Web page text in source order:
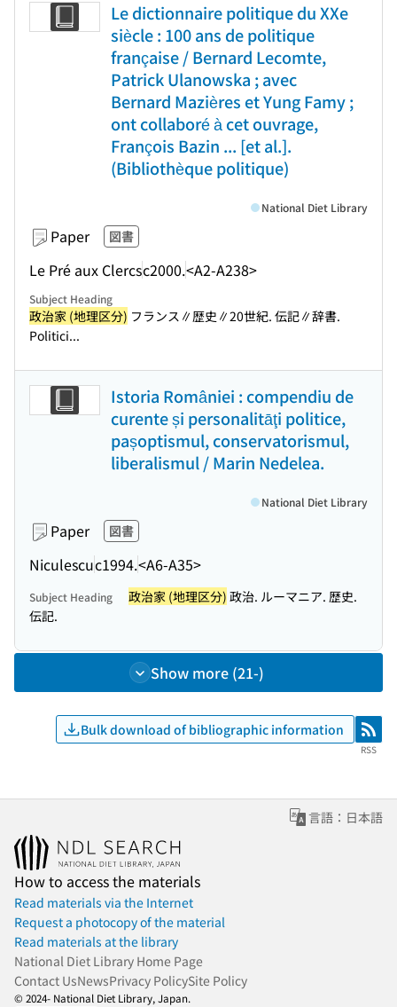
Le dictionnaire politique du XXe
siècle : 100 ans de politique
française / Bernard Lecomte,
Patrick Ulanowska ; avec
Bernard Mazières et Yung Famy ;
ont collaboré à cet ouvrage,
François Bazin ... [et al.].
(Bibliothèque politique)
Paper 図書
Le Pré aux Clercsc2000.<A2-A238>
National Diet Library
Subject Heading
政治家 (地理区分) フランス∥歴史∥20世紀. 伝記∥辞書.
Politici...
Istoria României : compendiu de
curente și personalitāţi politice,
pașoptismul, conservatorismul,
liberalismul / Marin Nedelea.
Paper 図書
Niculescuc1994.<A6-A35>
National Diet Library
Subject Heading 政治家 (地理区分) 政治. ルーマニア. 歴史.
伝記.
Show more (21-)
Bulk download of bibliographic information RSS
RSS
言語：日本語
How to access the materials
Read materials via the Internet
Request a photocopy of the material
Read materials at the library
National Diet Library Home Page
Contact UsNewsPrivacy PolicySite Policy
© 2024- National Diet Library, Japan.